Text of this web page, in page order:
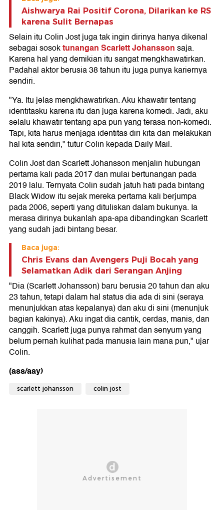
Aishwarya Rai Positif Corona, Dilarikan ke RS
karena Sulit Bernapas
Selain itu Colin Jost juga tak ingin dirinya hanya dikenal
sebagai sosoktunangan Scarlett Johanssonsaja.
Karena hal yang demikian itu sangat mengkhawatirkan.
Padahal aktor berusia 38 tahun itu juga punya kariernya
sendiri.
"Ya. Itu jelas mengkhawatirkan. Aku khawatir tentang
identitasku karena itu dan juga karena komedi. Jadi, aku
selalu khawatir tentang apa pun yang terasa non-komedi.
Tapi, kita harus menjaga identitas diri kita dan melakukan
hal kita sendiri," tutur Colin kepada Daily Mail.
Colin Jost dan Scarlett Johansson menjalin hubungan
pertama kali pada 2017 dan mulai bertunangan pada
2019 lalu. Ternyata Colin sudah jatuh hati pada bintang
Black Widow itu sejak mereka pertama kali berjumpa
pada 2006, seperti yang dituliskan dalam bukunya. Ia
merasa dirinya bukanlah apa-apa dibandingkan Scarlett
yang sudah jadi bintang besar.
Baca juga:
Chris Evans dan Avengers Puji Bocah yang
Selamatkan Adik dari Serangan Anjing
"Dia (Scarlett Johansson) baru berusia 20 tahun dan aku
23 tahun, tetapi dalam hal status dia ada di sini (seraya
menunjukkan atas kepalanya) dan aku di sini (menunjuk
bagian kakinya). Aku ingat dia cantik, cerdas, manis, dan
canggih. Scarlett juga punya rahmat dan senyum yang
belum pernah kulihat pada manusia lain mana pun," ujar
Colin.
(ass/aay)
scarlett johansson colin jost